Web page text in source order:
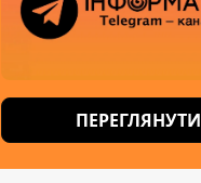
ПЕРЕГЛЯНУТИ